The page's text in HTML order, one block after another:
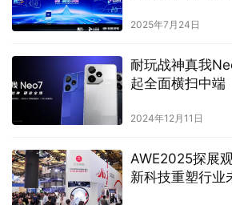
2025年7月24日
耐玩战神真我
起全面横扫中端
2024年12月11日
AWE2025探展
新科技重塑行业